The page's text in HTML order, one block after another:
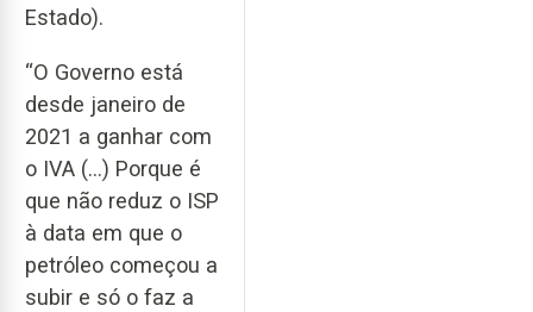
Estado).
“O Governo está
desde janeiro de
2021 a ganhar com
o IVA (…) Porque é
que não reduz o ISP
à data em que o
petróleo começou a
subir e só o faz a